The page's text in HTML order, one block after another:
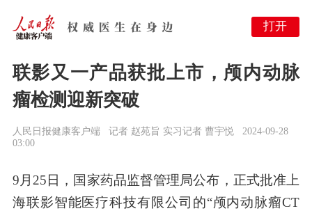
打开
联影又一产品获批上市，颅内动脉
瘤检测迎新突破
人民日报健康客户端 记者 赵苑旨 实习记者 曹宇悦
2024-09-28
03:00
9月25日，国家药品监督管理局公布，正式批准上
海联影智能医疗科技有限公司的“颅内动脉瘤CT